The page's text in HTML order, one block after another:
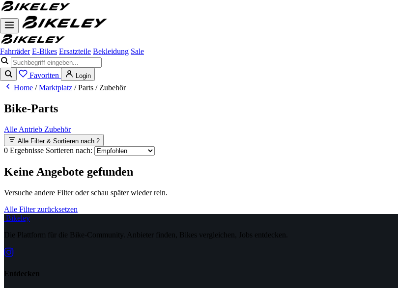
Fahrräder E-Bikes Ersatzteile Bekleidung Sale
Favoriten Login
Home / Marktplatz / Parts / Zubehör
Bike-Parts
Alle Antrieb Zubehör
Alle Filter & Sortieren nach 2
0 Ergebnisse Sortieren nach:
Keine Angebote gefunden
Versuche andere Filter oder schau später wieder rein.
Alle Filter zurücksetzen
Bikeley
Die Plattform für die Bike-Community. Anbieter finden, Bikes vergleichen, Jobs entdecken.
Entdecken